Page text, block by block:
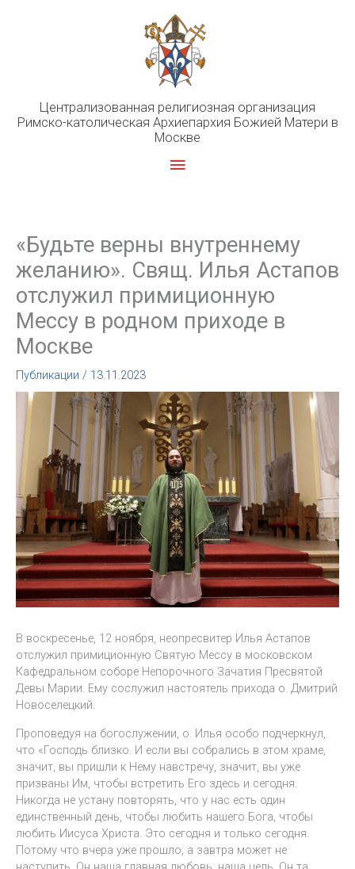
Централизованная религиозная организация
Римско-католическая Архиепархия Божией Матери в
Москве
Главное
«Будьте верны внутреннему
желанию». Свящ. Илья Астапов
отслужил примиционную
Мессу в родном приходе в
Москве
Публикации / 13.11.2023
В воскресенье, 12 ноября, неопресвитер Илья Астапов
отслужил примиционную Святую Мессу в московском
Кафедральном соборе Непорочного Зачатия Пресвятой
Девы Марии. Ему сослужил настоятель прихода о. Дмитрий
Новоселецкий.
Проповедуя на богослужении, о. Илья особо подчеркнул,
что «Господь близко. И если вы собрались в этом храме,
значит, вы пришли к Нему навстречу, значит, вы уже
призваны Им, чтобы встретить Его здесь и сегодня.
Никогда не устану повторять, что у нас есть один
единственный день, чтобы любить нашего Бога, чтобы
любить Иисуса Христа. Это сегодня и только сегодня.
Потому что вчера уже прошло, а завтра может не